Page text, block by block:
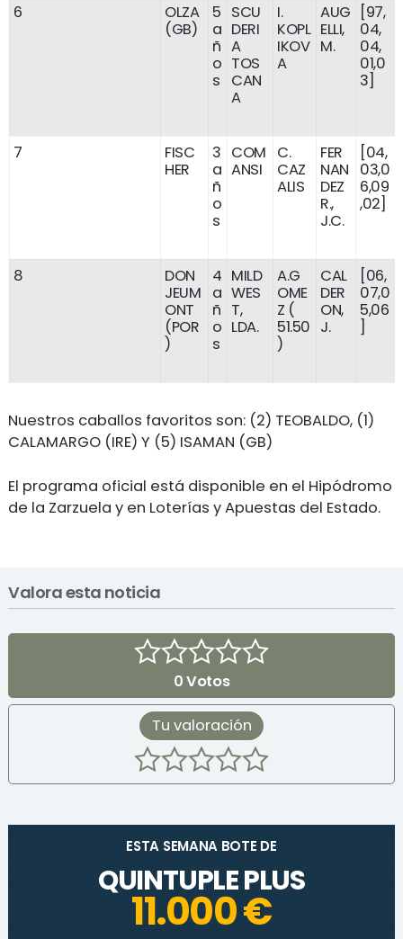
6
OLZA
(GB)
5
a
ñ
o
s
SCU
DERI
A
TOS
CAN
A
I.
KOPL
IKOV
A
AUG
ELLI,
M.
[97,
04,
04,
01,0
3]
7
FISC
HER
3
a
ñ
o
s
COM
ANSI
C.
CAZ
ALIS
FER
NAN
DEZ
R.,
J.C.
[04,
03,0
6,09
,02]
8
DON
JEUM
ONT
(POR
)
4
a
ñ
o
s
MILD
WES
T,
LDA.
A.G
OME
Z (
51.50
)
CAL
DER
ON,
J.
[06,
07,0
5,06
]
Nuestros caballos favoritos son: (2) TEOBALDO, (1)
CALAMARGO (IRE) Y (5) ISAMAN (GB)
El programa oficial está disponible en el Hipódromo
de la Zarzuela y en Loterías y Apuestas del Estado.
Valora esta noticia
0Votos
Tu valoración
ESTA SEMANA BOTE DE
QUINTUPLE PLUS
11.000 €